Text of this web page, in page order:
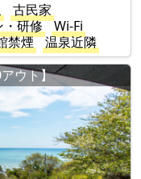
古民家
・研修
Wi-Fi
禁煙
温泉近隣
ウト】